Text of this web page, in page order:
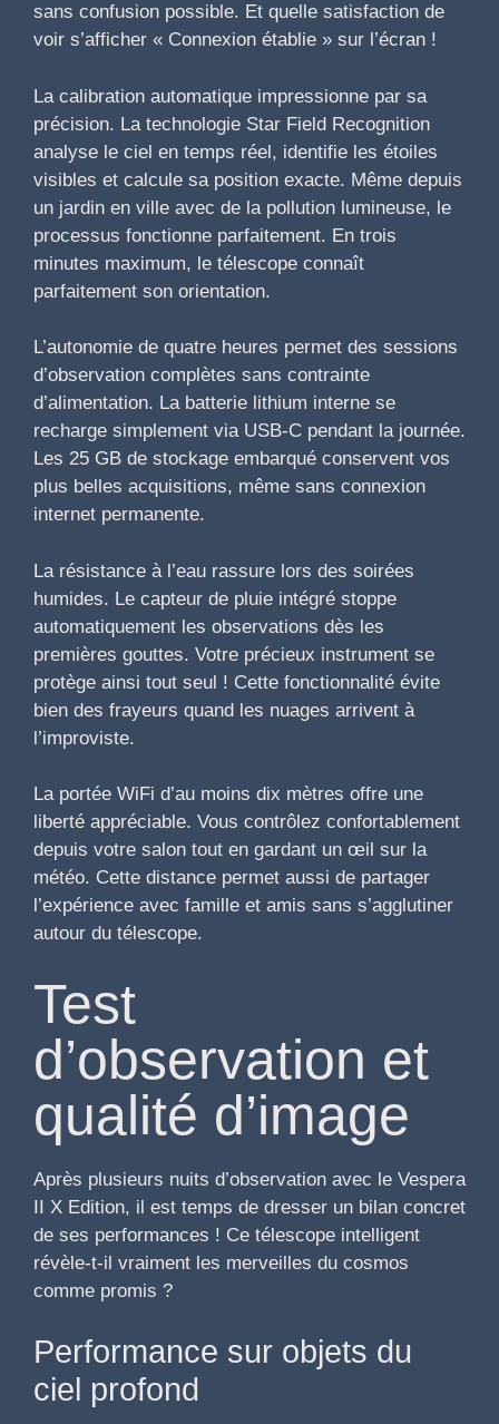
sans confusion possible. Et quelle satisfaction de
voir s’afficher « Connexion établie » sur l’écran !
La calibration automatique impressionne par sa
précision. La technologie Star Field Recognition
analyse le ciel en temps réel, identifie les étoiles
visibles et calcule sa position exacte. Même depuis
un jardin en ville avec de la pollution lumineuse, le
processus fonctionne parfaitement. En trois
minutes maximum, le télescope connaît
parfaitement son orientation.
L’autonomie de quatre heures permet des sessions
d’observation complètes sans contrainte
d’alimentation. La batterie lithium interne se
recharge simplement via USB-C pendant la journée.
Les 25 GB de stockage embarqué conservent vos
plus belles acquisitions, même sans connexion
internet permanente.
La résistance à l’eau rassure lors des soirées
humides. Le capteur de pluie intégré stoppe
automatiquement les observations dès les
premières gouttes. Votre précieux instrument se
protège ainsi tout seul ! Cette fonctionnalité évite
bien des frayeurs quand les nuages arrivent à
l’improviste.
La portée WiFi d’au moins dix mètres offre une
liberté appréciable. Vous contrôlez confortablement
depuis votre salon tout en gardant un œil sur la
météo. Cette distance permet aussi de partager
l’expérience avec famille et amis sans s’agglutiner
autour du télescope.
Test
d’observation et
qualité d’image
Après plusieurs nuits d’observation avec le Vespera
II X Edition, il est temps de dresser un bilan concret
de ses performances ! Ce télescope intelligent
révèle-t-il vraiment les merveilles du cosmos
comme promis ?
Performance sur objets du
ciel profond